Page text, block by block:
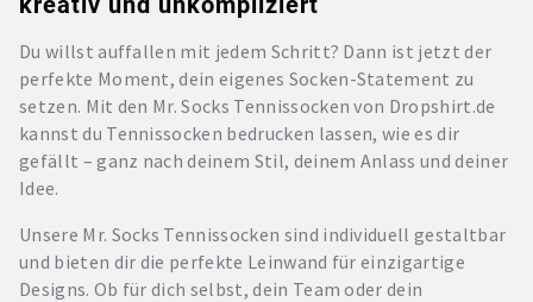
Du willst auffallen mit jedem Schritt? Dann ist jetzt der
perfekte Moment, dein eigenes Socken-Statement zu
setzen. Mit den Mr. Socks Tennissocken von Dropshirt.de
kannst du Tennissocken bedrucken lassen, wie es dir
gefällt – ganz nach deinem Stil, deinem Anlass und deiner
Idee.
Unsere Mr. Socks Tennissocken sind individuell gestaltbar
und bieten dir die perfekte Leinwand für einzigartige
Designs. Ob für dich selbst, dein Team oder dein